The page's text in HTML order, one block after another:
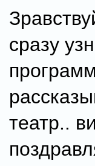
сразу
театр..